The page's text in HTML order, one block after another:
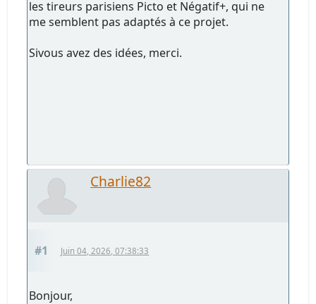
les tireurs parisiens Picto et Négatif+, qui ne
me semblent pas adaptés à ce projet.
Sivous avez des idées, merci.
Charlie82
#1 Juin 04, 2026, 07:38:33
Bonjour,